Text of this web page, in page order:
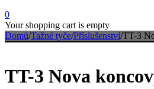
0
Your shopping cart is empty
Domů/Tažné tyče/Příslušenství/TT-3
TT-3 Nova